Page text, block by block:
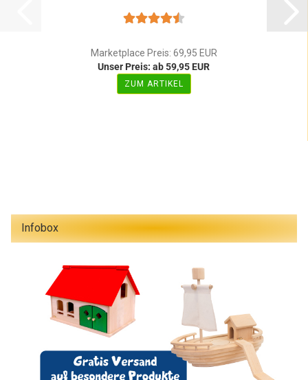
Marketplace Preis: 69,95 EUR
Unser Preis: ab 59,95 EUR
ZUM ARTIKEL
Infobox